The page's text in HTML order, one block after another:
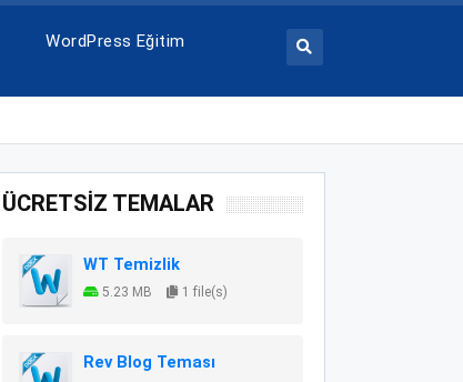
WordPress Eğitim
ÜCRETSİZ TEMALAR
WT Temizlik
5.23 MB 1 file(s)
Rev Blog Teması